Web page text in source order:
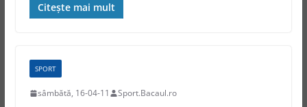
Citește mai mult
SPORT
sâmbătă, 16-04-11 Sport.Bacaul.ro